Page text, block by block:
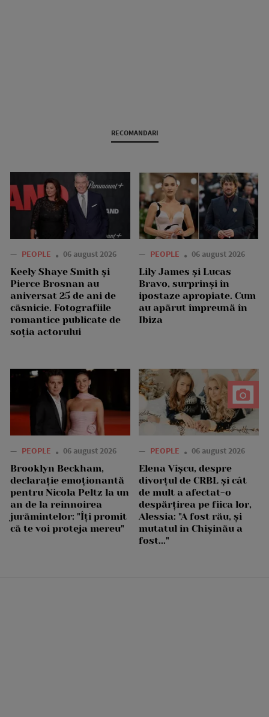
RECOMANDARI
— PEOPLE 06 august 2026
Keely Shaye Smith și
Pierce Brosnan au
aniversat 25 de ani de
căsnicie. Fotografiile
romantice publicate de
soția actorului
— PEOPLE 06 august 2026
Lily James și Lucas
Bravo, surprinși în
ipostaze apropiate. Cum
au apărut împreună în
Ibiza
— PEOPLE 06 august 2026
Brooklyn Beckham,
declarație emoționantă
pentru Nicola Peltz la un
an de la reînnoirea
jurămintelor: "Îți promit
că te voi proteja mereu"
— PEOPLE 06 august 2026
Elena Vîșcu, despre
divorțul de CRBL și cât
de mult a afectat-o
despărțirea pe fiica lor,
Alessia: "A fost rău, și
mutatul în Chișinău a
fost..."